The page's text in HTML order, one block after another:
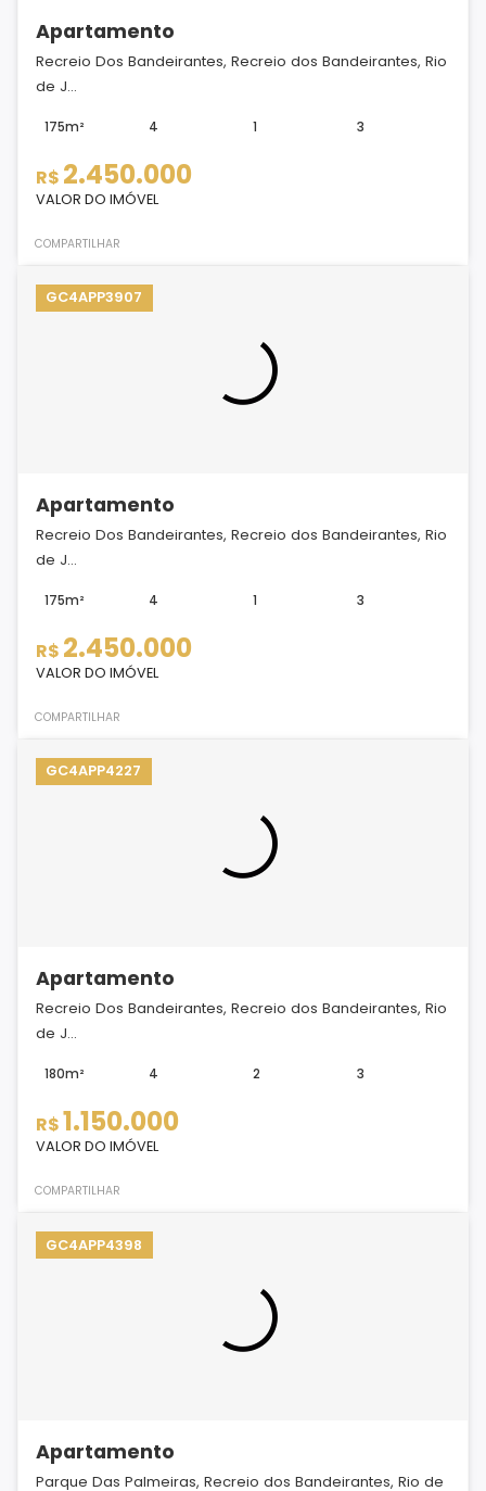
Apartamento
Recreio Dos Bandeirantes, Recreio dos Bandeirantes, Rio
de J...
175m² 4 1 3
R$ 2.450.000
VALOR DO IMÓVEL
COMPARTILHAR
GC4APP3907
Apartamento
Recreio Dos Bandeirantes, Recreio dos Bandeirantes, Rio
de J...
175m² 4 1 3
R$ 2.450.000
VALOR DO IMÓVEL
COMPARTILHAR
GC4APP4227
Apartamento
Recreio Dos Bandeirantes, Recreio dos Bandeirantes, Rio
de J...
180m² 4 2 3
R$1.150.000
VALOR DO IMÓVEL
COMPARTILHAR
GC4APP4398
Apartamento
Parque Das Palmeiras, Recreio dos Bandeirantes, Rio de